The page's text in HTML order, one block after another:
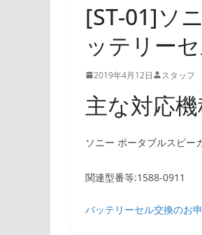
[ST-01]ソ
ッテリー
2019年4月12日 スタッフ
主な対応
ソニー ポータブルスピー
関連型番等:1588-0911
バッテリーセル交換のお